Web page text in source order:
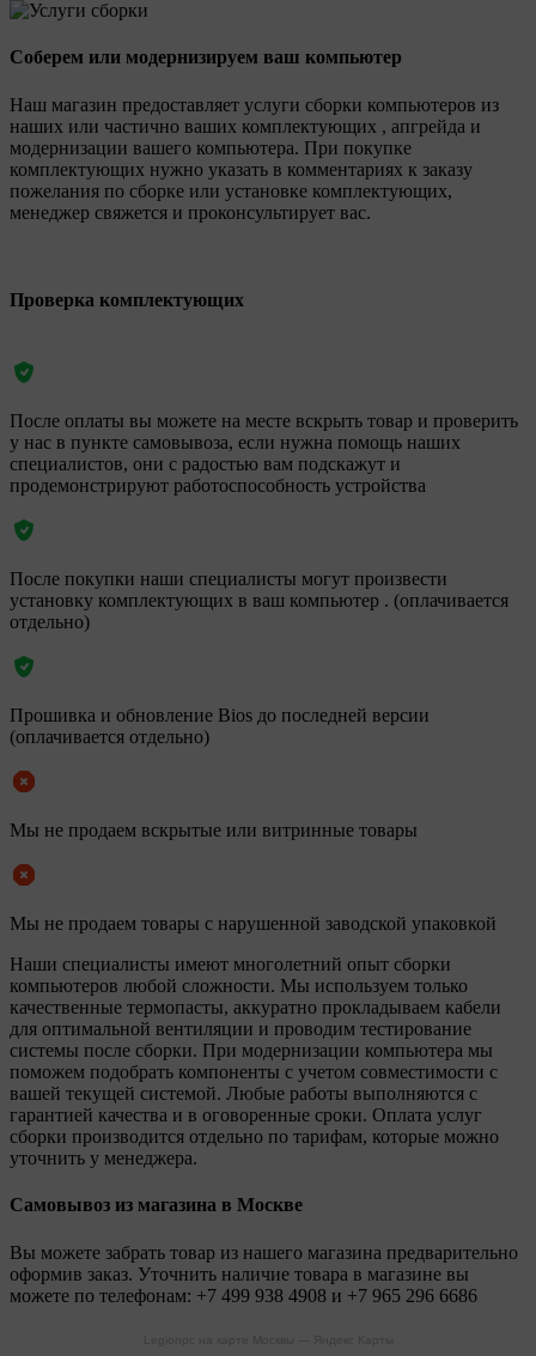
Соберем или модернизируем ваш компьютер
Наш магазин предоставляет услуги сборки компьютеров из
наших или частично ваших комплектующих , апгрейда и
модернизации вашего компьютера. При покупке
комплектующих нужно указать в комментариях к заказу
пожелания по сборке или установке комплектующих,
менеджер свяжется и проконсультирует вас.
Проверка комплектующих
После оплаты вы можете на месте вскрыть товар и проверить
у нас в пункте самовывоза, если нужна помощь наших
специалистов, они с радостью вам подскажут и
продемонстрируют работоспособность устройства
После покупки наши специалисты могут произвести
установку комплектующих в ваш компьютер . (оплачивается
отдельно)
Прошивка и обновление Bios до последней версии
(оплачивается отдельно)
Мы не продаем вскрытые или витринные товары
Мы не продаем товары с нарушенной заводской упаковкой
Наши специалисты имеют многолетний опыт сборки
компьютеров любой сложности. Мы используем только
качественные термопасты, аккуратно прокладываем кабели
для оптимальной вентиляции и проводим тестирование
системы после сборки. При модернизации компьютера мы
поможем подобрать компоненты с учетом совместимости с
вашей текущей системой. Любые работы выполняются с
гарантией качества и в оговоренные сроки. Оплата услуг
сборки производится отдельно по тарифам, которые можно
уточнить у менеджера.
Самовывоз из магазина в Москве
Вы можете забрать товар из нашего магазина предварительно
оформив заказ. Уточнить наличие товара в магазине вы
можете по телефонам: +7 499 938 4908 и +7 965 296 6686
Legionpc на карте Москвы — Яндекс Карты